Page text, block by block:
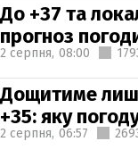
До +37 та
прогноз
2 серпня, 08:00
Дощитиме
+35: яку
2 серпня, 06:57